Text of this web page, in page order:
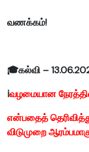
வணக்கம்!
🎓கல்வி –
ℹ️வழமையான
என்பதைத்
விடுமுறை